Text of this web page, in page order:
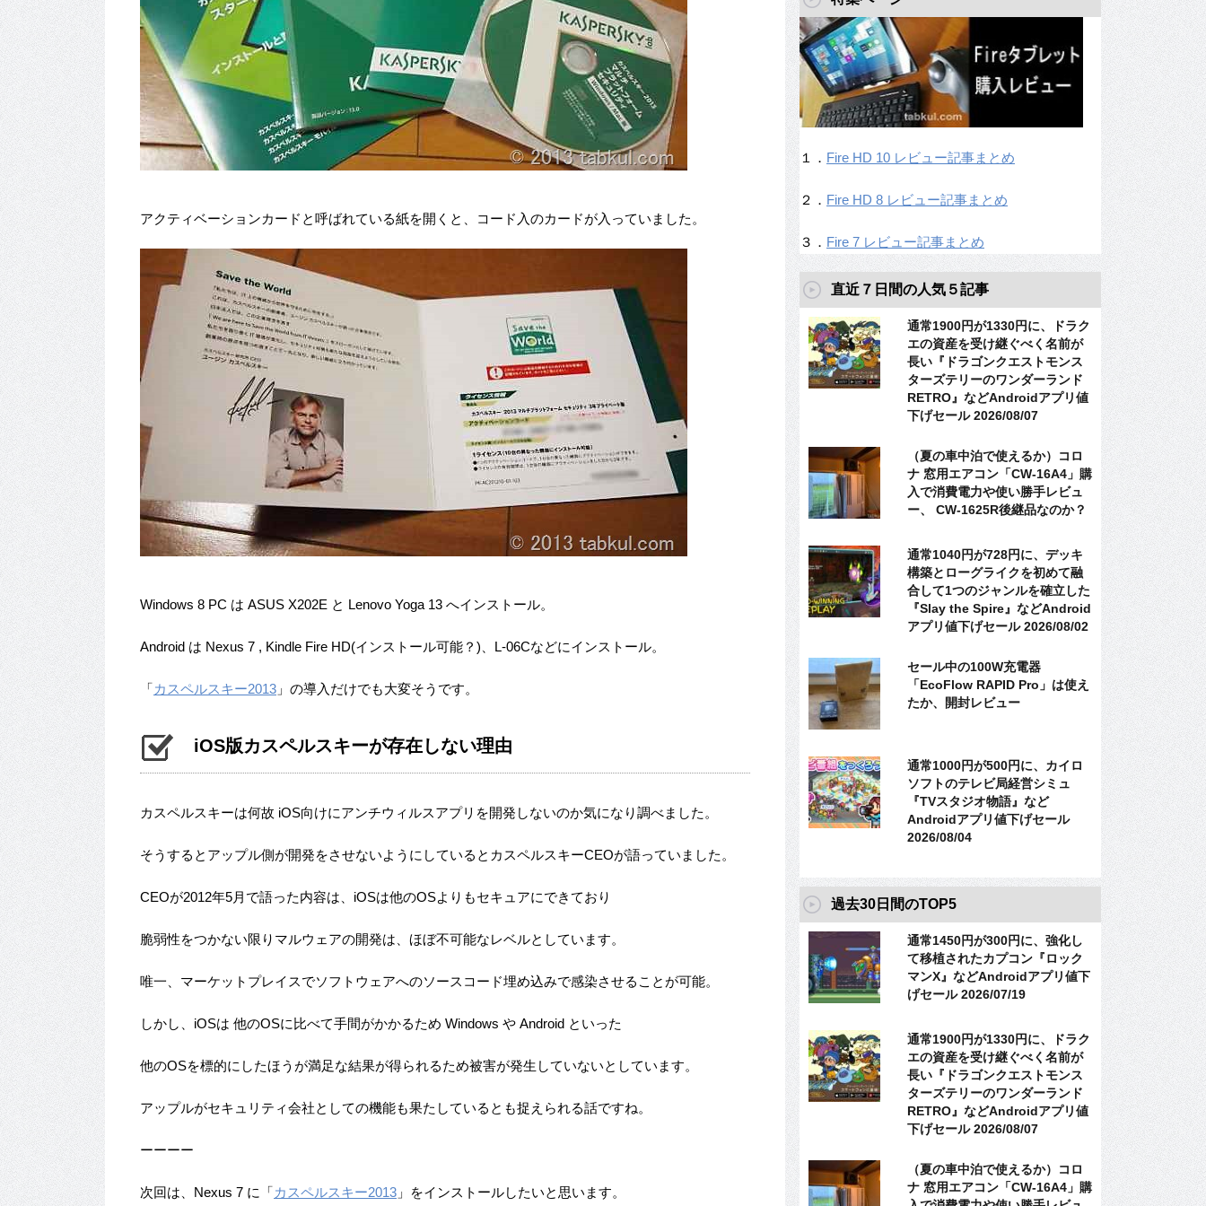
アクティベーションカードと呼ばれている紙を開くと、コード入のカードが入っていました。
Windows 8 PC は ASUS X202E と Lenovo Yoga 13 へインストール。
Android は Nexus 7 , Kindle Fire HD(インストール可能？)、L-06Cなどにインストール。
「カスペルスキー2013 」の導入だけでも大変そうです。
iOS版カスペルスキーが存在しない理由
カスペルスキーは何故 iOS向けにアンチウィルスアプリを開発しないのか気になり調べました。
そうするとアップル側が開発をさせないようにしているとカスペルスキーCEOが語っていました。
CEOが2012年5月で語った内容は、iOSは他のOSよりもセキュアにできており
脆弱性をつかない限りマルウェアの開発は、ほぼ不可能なレベルとしています。
唯一、マーケットプレイスでソフトウェアへのソースコード埋め込みで感染させることが可能。
しかし、iOSは 他のOSに比べて手間がかかるため Windows や Android といった
他のOSを標的にしたほうが満足な結果が得られるため被害が発生していないとしています。
アップルがセキュリティ会社としての機能も果たしているとも捉えられる話ですね。
ーーーー
次回は、Nexus 7 に「カスペルスキー2013 」をインストールしたいと思います。
１． Fire HD 10 レビュー記事まとめ
２． Fire HD 8 レビュー記事まとめ
３． Fire 7 レビュー記事まとめ
直近７日間の人気５記事
通常1900円が1330円に、ドラク
エの資産を受け継ぐべく名前が
長い『ドラゴンクエストモンス
ターズテリーのワンダーランド
RETRO』などAndroidアプリ値
下げセール 2026/08/07
（夏の車中泊で使えるか）コロ
ナ 窓用エアコン「CW-16A4」購
入で消費電力や使い勝手レビュ
ー、 CW-1625R後継品なのか？
通常1040円が728円に、デッキ
構築とローグライクを初めて融
合して1つのジャンルを確立した
『Slay the Spire』などAndroid
アプリ値下げセール 2026/08/02
セール中の100W充電器
「EcoFlow RAPID Pro」は使え
たか、開封レビュー
通常1000円が500円に、カイロ
ソフトのテレビ局経営シミュ
『TVスタジオ物語』など
Androidアプリ値下げセール
2026/08/04
過去30日間のTOP5
通常1450円が300円に、強化し
て移植されたカプコン『ロック
マンX』などAndroidアプリ値下
げセール 2026/07/19
通常1900円が1330円に、ドラク
エの資産を受け継ぐべく名前が
長い『ドラゴンクエストモンス
ターズテリーのワンダーランド
RETRO』などAndroidアプリ値
下げセール 2026/08/07
（夏の車中泊で使えるか）コロ
ナ 窓用エアコン「CW-16A4」購